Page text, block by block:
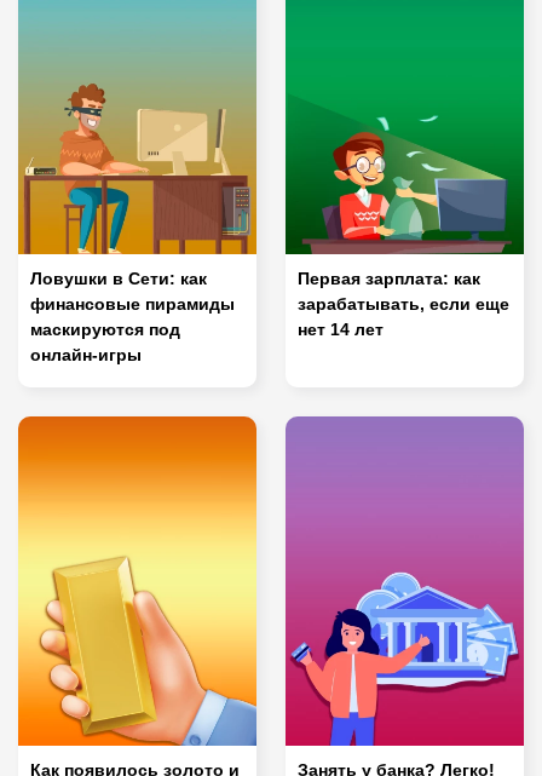
Ловушки в Сети: как
финансовые пирамиды
маскируются под
онлайн-игры
Первая зарплата: как
зарабатывать, если еще
нет 14 лет
Как появилось золото и
Занять у банка? Легко!